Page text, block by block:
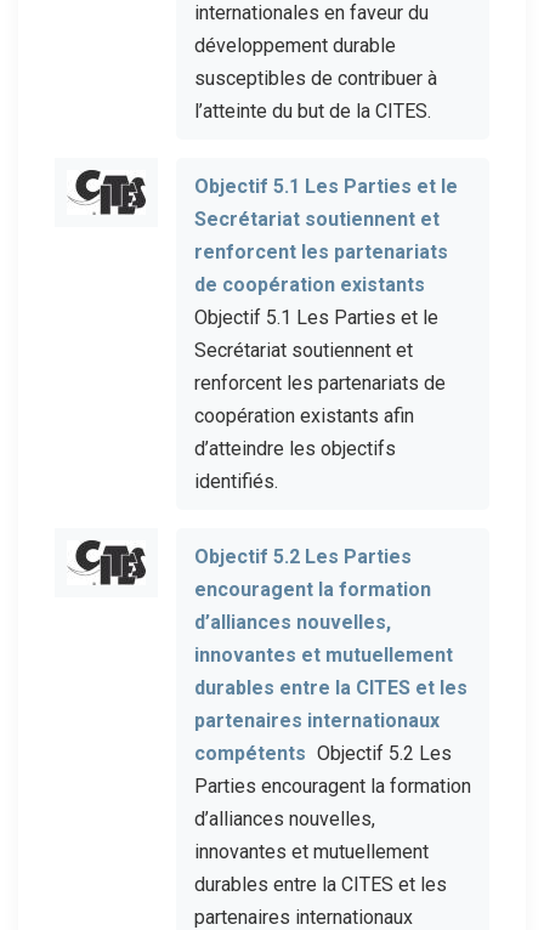
internationales en faveur du
développement durable
susceptibles de contribuer à
l’atteinte du but de la CITES.
Objectif 5.1 Les Parties et le
Secrétariat soutiennent et
renforcent les partenariats
de coopération existants
Objectif 5.1 Les Parties et le
Secrétariat soutiennent et
renforcent les partenariats de
coopération existants afin
d’atteindre les objectifs
identifiés.
Objectif 5.2 Les Parties
encouragent la formation
d’alliances nouvelles,
innovantes et mutuellement
durables entre la CITES et les
partenaires internationaux
compétents Objectif 5.2 Les
Parties encouragent la formation
d’alliances nouvelles,
innovantes et mutuellement
durables entre la CITES et les
partenaires internationaux